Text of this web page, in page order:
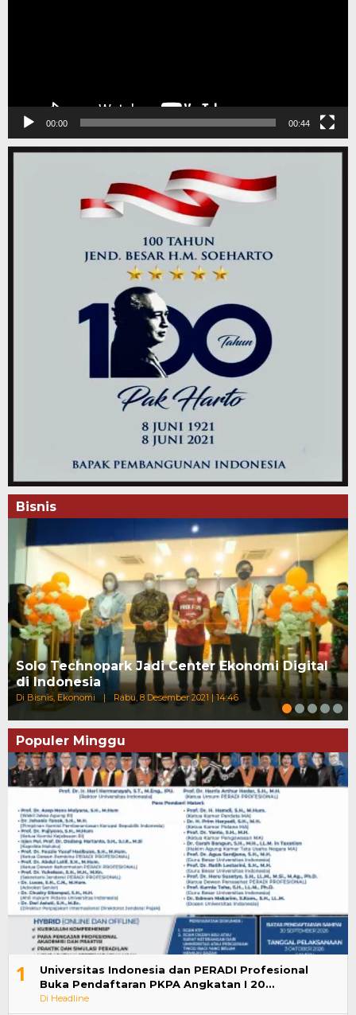
00:00 00:44
Bisnis
Solo Technopark Jadi Center Ekonomi Digital
di Indonesia
Di Bisnis, Ekonomi | Rabu, 8 Desember 2021 | 14:46
Populer Minggu
1
Universitas Indonesia dan PERADI Profesional
Buka Pendaftaran PKPA Angkatan I 20…
Di Headline